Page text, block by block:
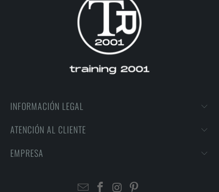
INFORMACIÓN LEGAL
ATENCIÓN AL CLIENTE
EMPRESA